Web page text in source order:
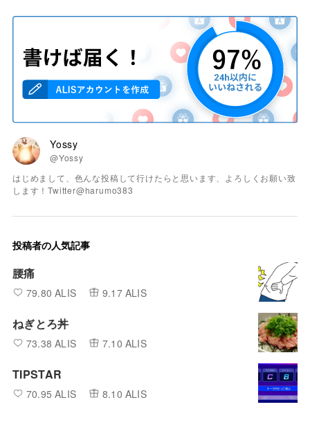
Yossy
@Yossy
はじめまして、色んな投稿して行けたらと思います、よろしくお願い致
します！Twitter@harumo383
投稿者の人気記事
腰痛
79.80 ALIS 9.17 ALIS
ねぎとろ丼
73.38 ALIS 7.10 ALIS
TIPSTAR
70.95 ALIS 8.10 ALIS